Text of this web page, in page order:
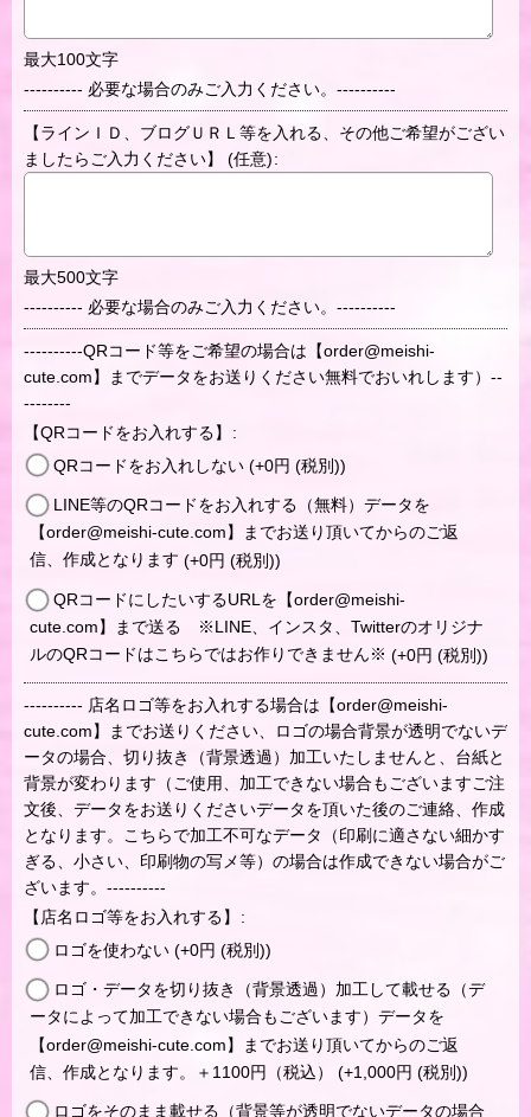
最大100文字
---------- 必要な場合のみご入力ください。----------
【ラインＩＤ、ブログＵＲＬ等を入れる、その他ご希望がござい
ましたらご入力ください】 (任意):
最大500文字
---------- 必要な場合のみご入力ください。----------
----------QRコード等をご希望の場合は【order@meishi-
cute.com】までデータをお送りください無料でおいれします）--
--------
【QRコードをお入れする】
:
QRコードをお入れしない (+0円 (税別))
LINE等のQRコードをお入れする（無料）データを
【order@meishi-cute.com】までお送り頂いてからのご返
信、作成となります (+0円 (税別))
QRコードにしたいするURLを【order@meishi-
cute.com】まで送る ※LINE、インスタ、Twitterのオリジナ
ルのQRコードはこちらではお作りできません※ (+0円 (税別))
---------- 店名ロゴ等をお入れする場合は【order@meishi-
cute.com】までお送りください、ロゴの場合背景が透明でないデ
ータの場合、切り抜き（背景透過）加工いたしませんと、台紙と
背景が変わります（ご使用、加工できない場合もございますご注
文後、データをお送りくださいデータを頂いた後のご連絡、作成
となります。こちらで加工不可なデータ（印刷に適さない細かす
ぎる、小さい、印刷物の写メ等）の場合は作成できない場合がご
ざいます。----------
【店名ロゴ等をお入れする】
:
ロゴを使わない (+0円 (税別))
ロゴ・データを切り抜き（背景透過）加工して載せる（デ
ータによって加工できない場合もございます）データを
【order@meishi-cute.com】までお送り頂いてからのご返
信、作成となります。＋1100円（税込） (+1,000円 (税別))
ロゴをそのまま載せる（背景等が透明でないデータの場合